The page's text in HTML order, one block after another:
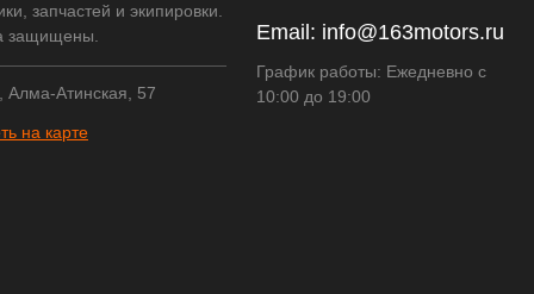
запчастей и экипировки.
защищены.
Алма-Атинская, 57
на карте
Email: info@163motors.ru
График работы: Ежедневно с
10:00 до 19:00